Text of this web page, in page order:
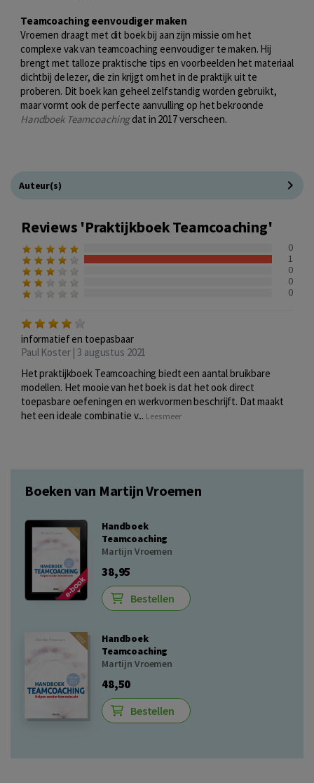
Teamcoaching eenvoudiger maken
Vroemen draagt met dit boek bij aan zijn missie om het
complexe vak van teamcoaching eenvoudiger te maken. Hij
brengt met talloze praktische tips en voorbeelden het materiaal
dichtbij de lezer, die zin krijgt om het in de praktijk uit te
proberen. Dit boek kan geheel zelfstandig worden gebruikt,
maar vormt ook de perfecte aanvulling op het bekroonde
Handboek Teamcoachingdat in 2017 verscheen.
Auteur(s)
Reviews 'Praktijkboek Teamcoaching'
0
1
0
0
0
informatief en toepasbaar
Paul Koster | 3 augustus 2021
Het praktijkboek Teamcoaching biedt een aantal bruikbare
modellen. Het mooie van het boek is dat het ook direct
toepasbare oefeningen en werkvormen beschrijft. Dat maakt
het een ideale combinatie v... Lees meer
Boeken van Martijn Vroemen
Handboek
Teamcoaching
Martijn Vroemen
38,95
Bestellen
Handboek
Teamcoaching
Martijn Vroemen
48,50
Bestellen